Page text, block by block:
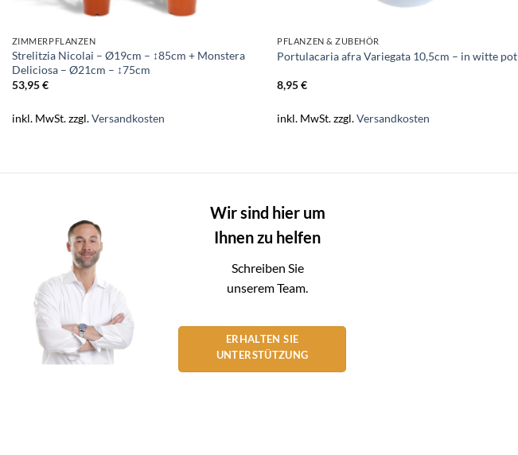
ZIMMERPFLANZEN
Strelitzia Nicolai – Ø19cm – ↕85cm + Monstera
Deliciosa – Ø21cm – ↕75cm
53,95€
inkl. MwSt.zzgl.Versandkosten
PFLANZEN & ZUBEHÖR
Portulacaria afra Variegata 10,5cm – in witte pot
8,95€
inkl. MwSt.zzgl.Versandkosten
Wir sind hier um
Ihnen zu helfen
Schreiben Sie
unserem Team.
ERHALTEN SIE
UNTERSTÜTZUNG